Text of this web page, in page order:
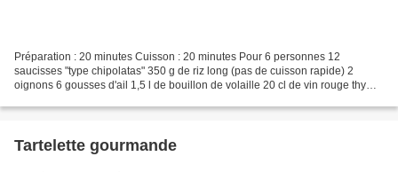
Préparation : 20 minutes Cuisson : 20 minutes Pour 6 personnes 12
saucisses "type chipolatas" 350 g de riz long (pas de cuisson rapide) 2
oignons 6 gousses d'ail 1,5 l de bouillon de volaille 20 cl de vin rouge thym
Tartelette gourmande